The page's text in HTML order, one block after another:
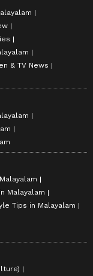
& TV News
Malayalam
Tips in Malayalam